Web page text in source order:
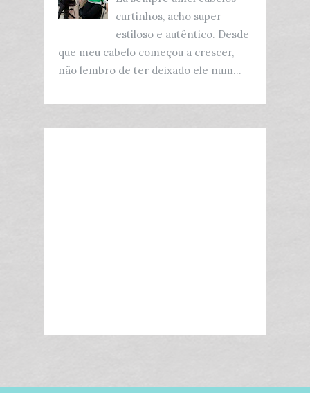
curtinhos, acho super
estiloso e autêntico. Desde
que meu cabelo começou a crescer,
não lembro de ter deixado ele num...